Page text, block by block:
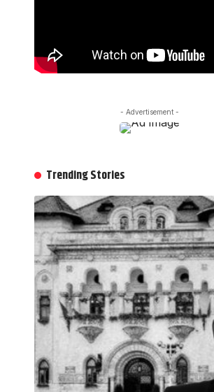
- Advertisement -
Trending Stories